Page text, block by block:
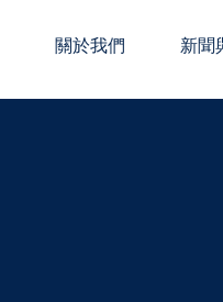
關於我們 新聞